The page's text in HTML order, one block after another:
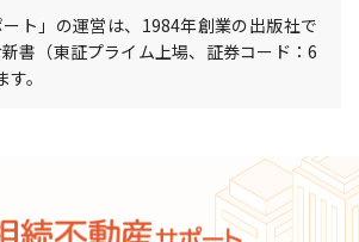
ート」の運営は、1984年創業の出版社で
書（東証プライム上場、証券コード：6
。